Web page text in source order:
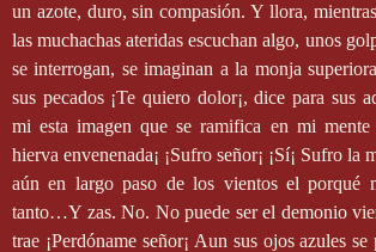
un azote, duro, sin compasión. Y llora,
las muchachas ateridas escuchan algo, unos
se interrogan, se imaginan a la monja
sus pecados ¡Te quiero dolor¡, dice para sus
mi esta imagen que se ramifica en mi mente
hierva envenenada¡ ¡Sufro señor¡ ¡Sí¡ Sufro la
aún en largo paso de los vientos el porqué
tanto…Y zas. No. No puede ser el demonio
trae ¡Perdóname señor¡ Aun sus ojos azules